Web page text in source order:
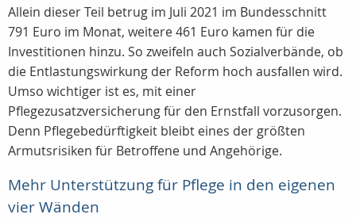
Allein dieser Teil betrug im Juli 2021 im Bundesschnitt
791 Euro im Monat, weitere 461 Euro kamen für die
Investitionen hinzu. So zweifeln auch Sozialverbände, ob
die Entlastungswirkung der Reform hoch ausfallen wird.
Umso wichtiger ist es, mit einer
Pflegezusatzversicherung für den Ernstfall vorzusorgen.
Denn Pflegebedürftigkeit bleibt eines der größten
Armutsrisiken für Betroffene und Angehörige.
Mehr Unterstützung für Pflege in den eigenen
vier Wänden